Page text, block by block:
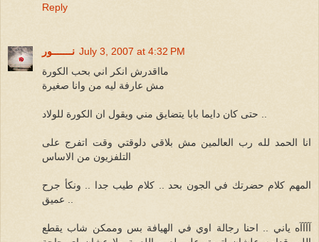
Reply
نـــــــور July 3, 2007 at 4:32 PM
مااقدرش انكر اني بحب الكورة
مش عارفة ليه من وانا صغيرة
انا الحمد لله رب العالمين مش بلاقي دلوقتي وقت اتفرج على
التلفزيون من الاساس
المهم كلام حضرتك في الجون بحد .. كلام طيب جدا .. ونكأ جرح
آآآآه ياني .. احنا رجالة اوي في الهيافة بس وممكن شاب يقطع